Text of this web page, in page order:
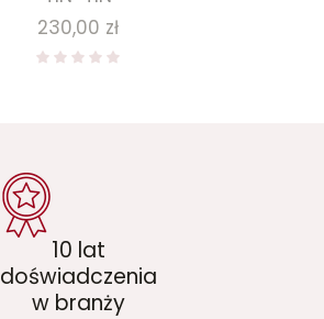
Cena
230,00 zł
10 lat
doświadczenia
w branży